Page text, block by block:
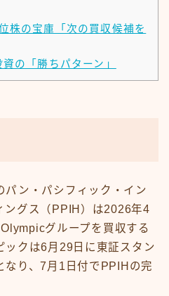
株の宝庫「次の買収候補を
の「勝ちパターン」
パン・パシフィック・イン
ングス（PPIH）は2026年4
グループを買収する
ックは6月29日に東証スタン
なり、7月1日付でPPIHの完